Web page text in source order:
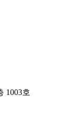
1003호